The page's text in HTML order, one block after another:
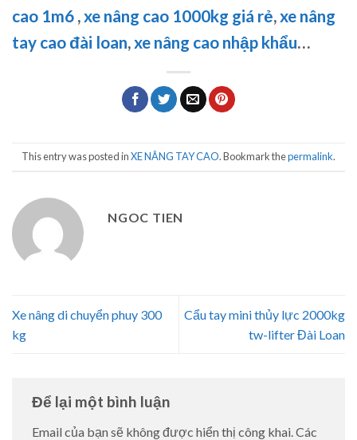
cao 1m6 ,xe nâng cao 1000kg giá rẻ,xe nâng
tay cao đài loan,xe nâng cao nhập khẩu…
This entry was posted inXE NÂNG TAY CAO. Bookmark thepermalink.
NGOC TIEN
Xe nâng di chuyển phuy 300
kg
Cẩu tay mini thủy lực 2000kg
tw-lifter Đài Loan
Để lại một bình luận
Email của bạn sẽ không được hiển thị công khai. Các